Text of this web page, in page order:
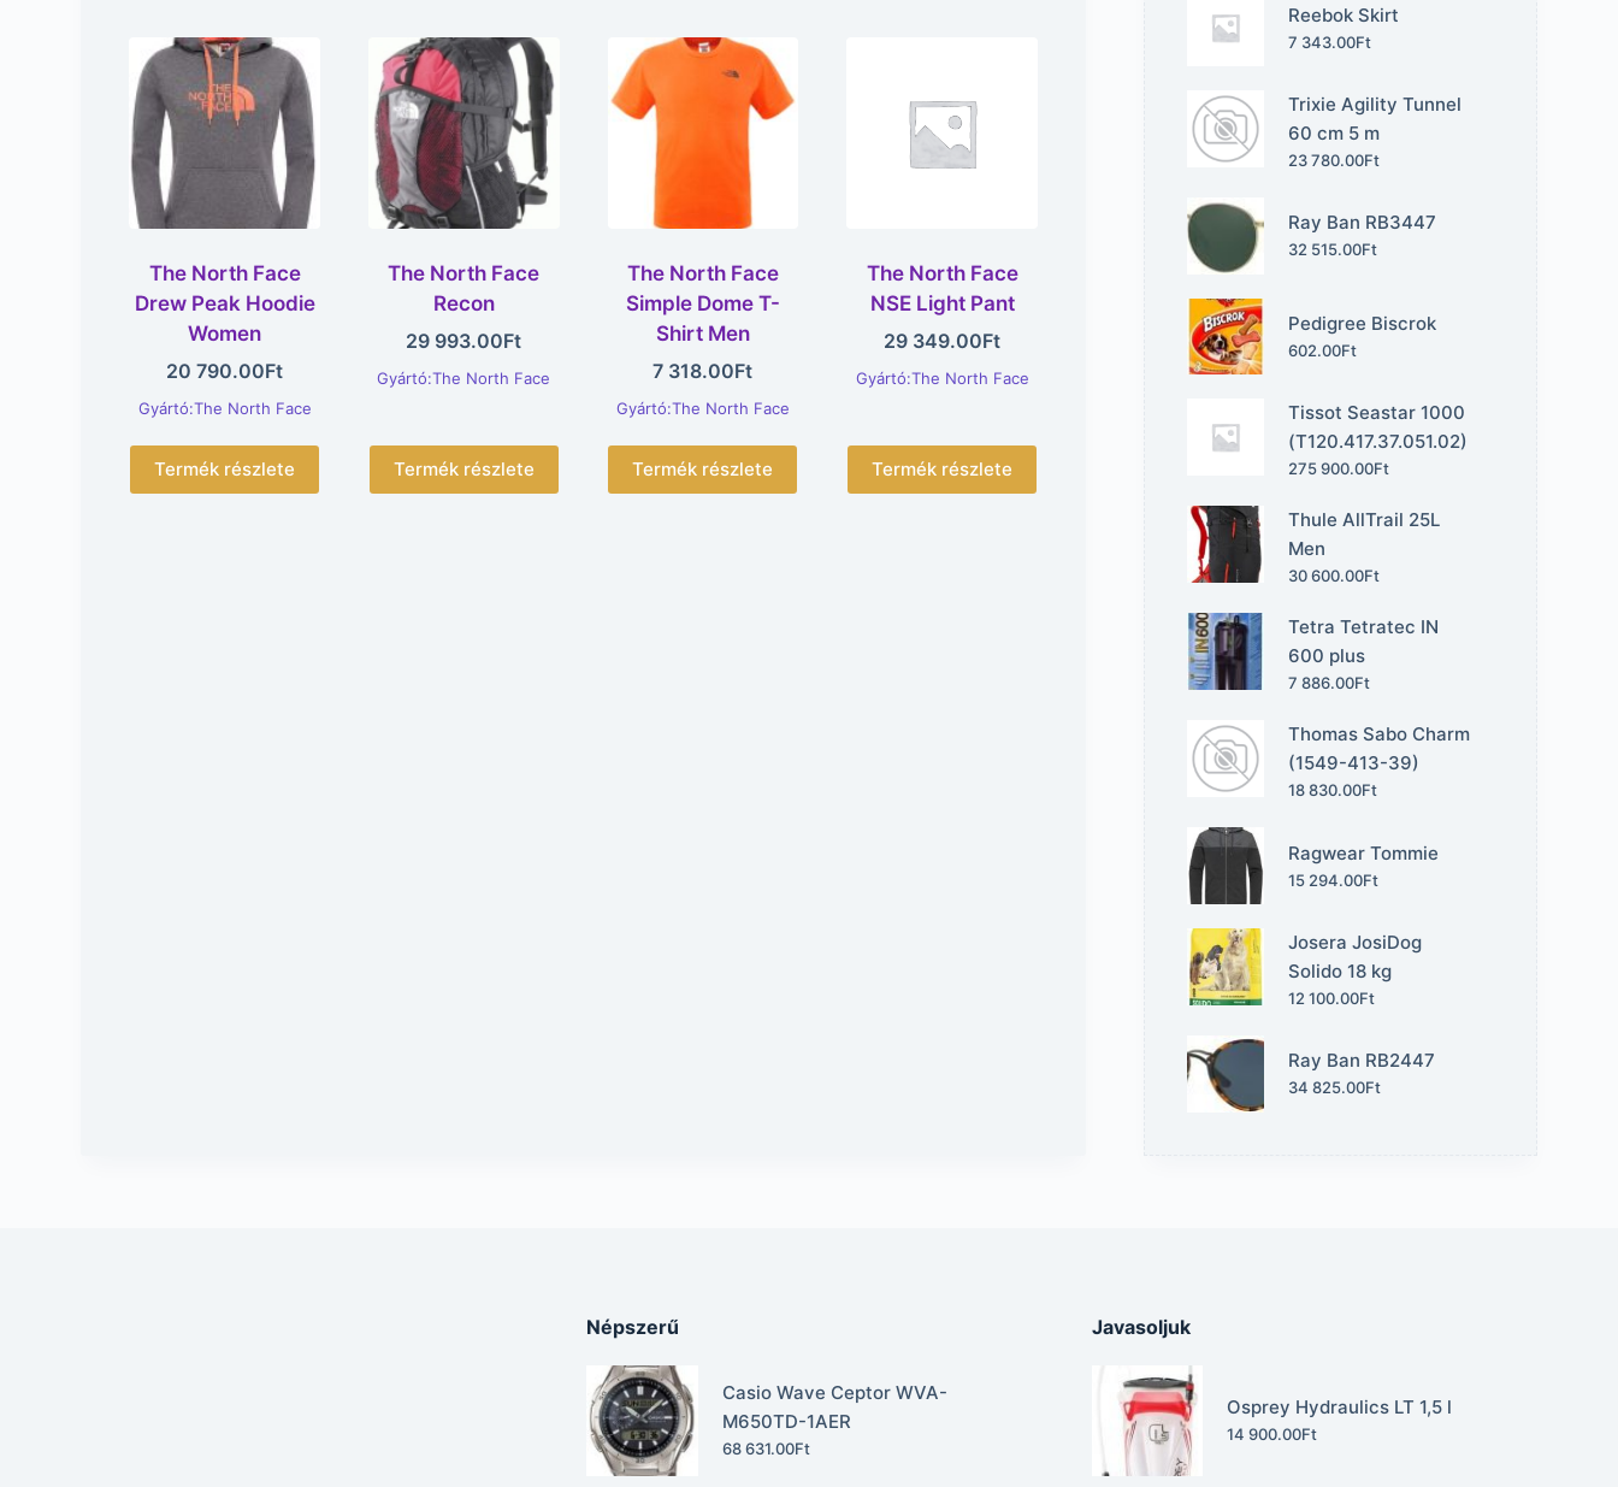
The North Face
Drew Peak Hoodie
Women
20 790.00Ft
Gyártó:The North Face
Termék részlete
The North Face
Recon
29 993.00Ft
Gyártó:The North Face
Termék részlete
The North Face
Simple Dome T-
Shirt Men
7 318.00Ft
Gyártó:The North Face
Termék részlete
The North Face
NSE Light Pant
29 349.00Ft
Gyártó:The North Face
Termék részlete
Reebok Skirt
7 343.00Ft
Trixie Agility Tunnel
60 cm 5 m
23 780.00Ft
Ray Ban RB3447
32 515.00Ft
Pedigree Biscrok
602.00Ft
Tissot Seastar 1000
(T120.417.37.051.02)
275 900.00Ft
Thule AllTrail 25L
Men
30 600.00Ft
Tetra Tetratec IN
600 plus
7 886.00Ft
Thomas Sabo Charm
(1549-413-39)
18 830.00Ft
Ragwear Tommie
15 294.00Ft
Josera JosiDog
Solido 18 kg
12 100.00Ft
Ray Ban RB2447
34 825.00Ft
Népszerű
Casio Wave Ceptor WVA-
M650TD-1AER
68 631.00Ft
Javasoljuk
Osprey Hydraulics LT 1,5 l
14 900.00Ft